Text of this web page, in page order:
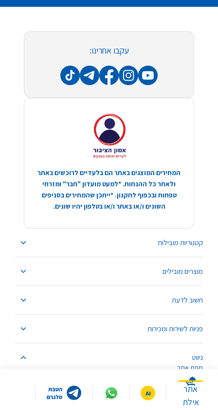
קטגוריות מובילות
מוצרים מובילים
חשוב לדעת
פניות לשירות ומכירות
ניווט
מפת אתר
עקבו אחרינו:
המחירים המוצגים באתר הם בלעדיים לרוכשים באתר
ולאחר כל ההנחות. *למעט מועדון "חבר" ומזרחי
טפחות ובכפוף לתקנון. *ייתכן שהמחירים בסניפים
השונים ו/או באתר ו/או בטלפון יהיו שונים.
אתר
אילת